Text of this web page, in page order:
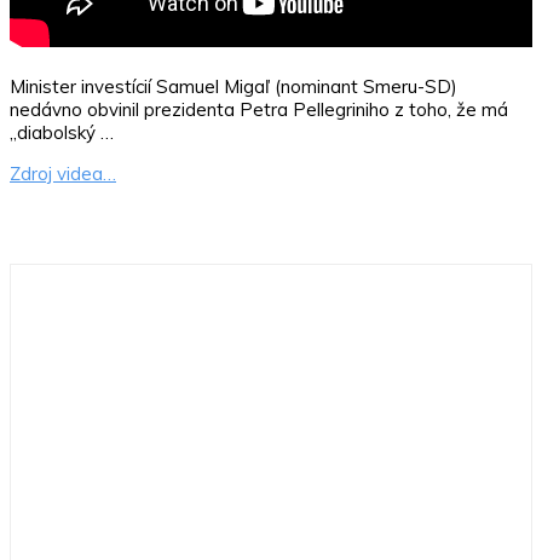
Minister investícií Samuel Migaľ (nominant Smeru-SD)
nedávno obvinil prezidenta Petra Pellegriniho z toho, že má
„diabolský …
Zdroj videa…